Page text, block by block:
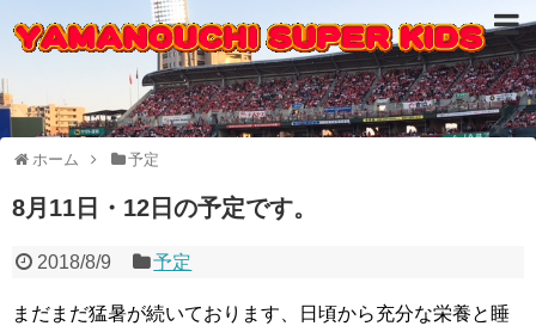
ホーム 予定
8月11日・12日の予定です。
2018/8/9 予定
まだまだ猛暑が続いております、日頃から充分な栄養と睡